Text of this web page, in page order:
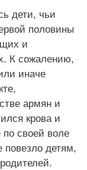
дети, чьи
половины
и
К сожалению,
иначе
армян и
крова и
своей воле
детям,